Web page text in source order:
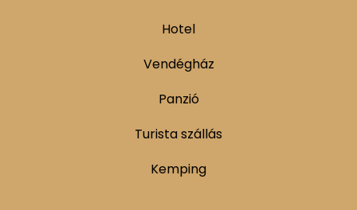
Hotel
Vendégház
Panzió
Turista szállás
Kemping